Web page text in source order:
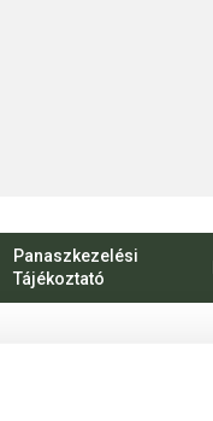
Panaszkezelési
Tájékoztató